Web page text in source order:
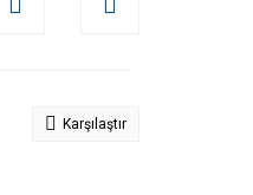
Karşılaştır